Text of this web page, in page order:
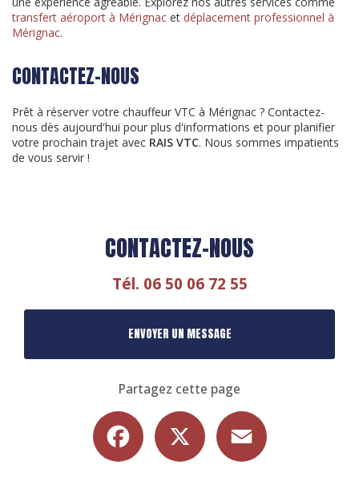
transfert aéroport à Mérignac et déplacement professionnel à
Mérignac.
CONTACTEZ-NOUS
Prêt à réserver votre chauffeur VTC à Mérignac ? Contactez-
nous dès aujourd'hui pour plus d'informations et pour planifier
votre prochain trajet avec RAIS VTC. Nous sommes impatients
de vous servir !
CONTACTEZ-NOUS
Tél. 06 50 06 72 55
ENVOYER UN MESSAGE
Partagez cette page
Facebook